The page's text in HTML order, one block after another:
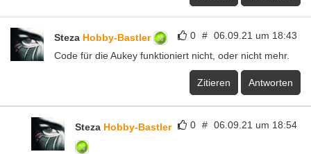
0 # 06.09.21 um 18:43
Steza Hobby-Bastler
Code für die Aukey funktioniert nicht, oder nicht mehr.
Zitieren Antworten
0 # 06.09.21 um 18:54
Steza Hobby-Bastler